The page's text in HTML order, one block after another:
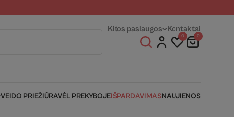
Fizinės parduotuvėsKitos paslaugos Kontaktai
0 0
VEIDO PRIEŽIŪRAVĖL PREKYBOJEIŠPARDAVIMASNAUJIENOS